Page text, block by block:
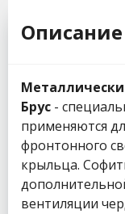
Описание
Брус -
применяются
фронтонного
крыльца.
вентиляции